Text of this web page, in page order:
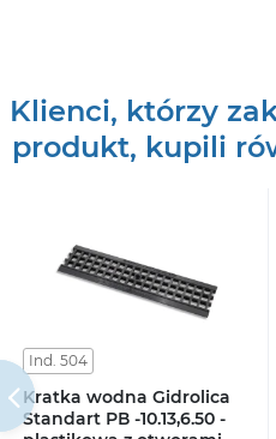
Klienci, którzy
produkt, kupili
Ind. 504
Kratka wodna Gidrolica
Standart РВ -10.13,6.50 -